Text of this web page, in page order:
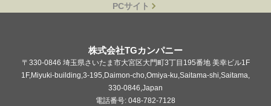
PCサイト
株式会社TGカンパニー
〒330-0846 埼玉県さいたま市大宮区大門町3丁目195番地 美幸ビル1F
1F,Miyuki-building,3-195,Daimon-cho,Omiya-ku,Saitama-shi,Saitama,
330-0846,Japan
電話番号: 048-782-7128